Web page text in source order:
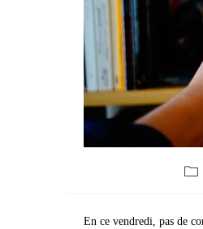
En ce vendredi, pas de